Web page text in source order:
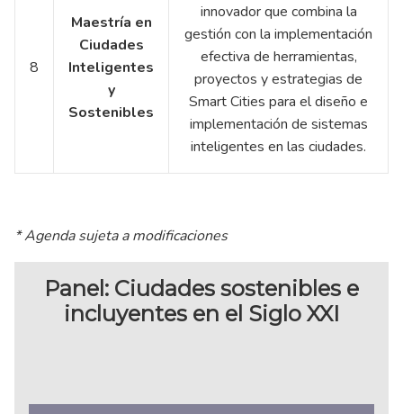
8
Maestría en
Ciudades
Inteligentes
y
Sostenibles
innovador que combina la
gestión con la implementación
efectiva de herramientas,
proyectos y estrategias de
Smart Cities para el diseño e
implementación de sistemas
inteligentes en las ciudades.
* Agenda sujeta a modificaciones
Panel: Ciudades sostenibles e
incluyentes en el Siglo XXI